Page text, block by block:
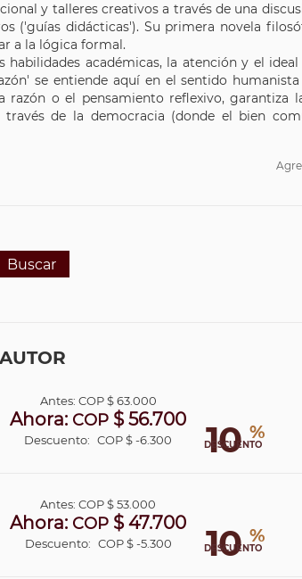
y talleres creativos a través de una
('guías didácticas'). Su primera novela
a la lógica formal.
académicas, la atención y el
se entiende aquí en el sentido
o el pensamiento reflexivo, garantiza
de la democracia (donde el bien
Buscar
10 %
DESCUENTO
Antes: COP$ 63.000
Ahora: COP $ 56.700
Descuento: COP $ -6.300
10 %
DESCUENTO
Antes:COP$ 53.000
Ahora: COP $ 47.700
Descuento: COP $ -5.300